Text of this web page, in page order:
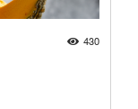
430